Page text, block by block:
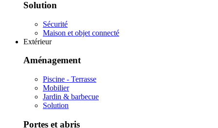
Solution
Sécurité
Maison et objet connecté
Extérieur
Aménagement
Piscine - Terrasse
Mobilier
Jardin & barbecue
Solution
Portes et abris